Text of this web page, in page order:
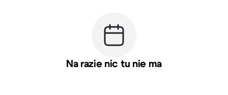
Na razie nic tu nie ma